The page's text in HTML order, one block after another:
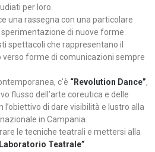
per loro.
una rassegna con una particolare
di nuove forme
spettacoli che rappresentano il
forme di comunicazioni sempre
c’è “Revolution Dance”,
flusso dell’arte coreutica e delle
di dare visibilità e lustro alla
in Campania.
le tecniche teatrali e mettersi alla
Teatrale”